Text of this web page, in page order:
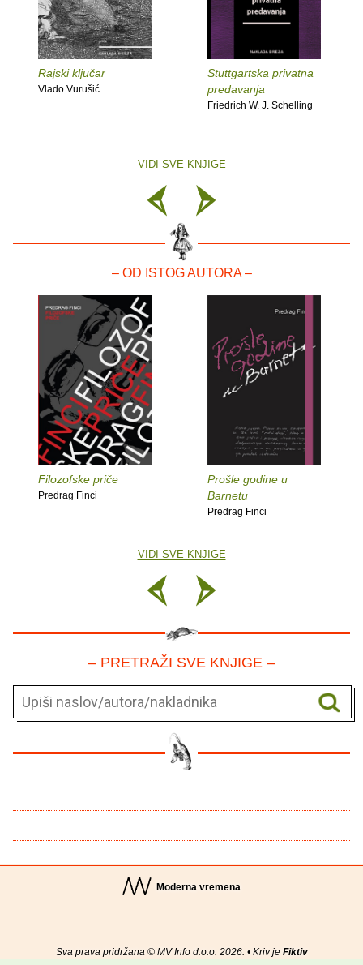
Rajski ključar
Vlado Vurušić
Stuttgartska privatna
predavanja
Friedrich W. J. Schelling
VIDI SVE KNJIGE
– OD ISTOG AUTORA –
Filozofske priče
Predrag Finci
Prošle godine u
Barnetu
Predrag Finci
VIDI SVE KNJIGE
– PRETRAŽI SVE KNJIGE –
Moderna vremena
Sva prava pridržana © MV Info d.o.o. 2026. • Kriv je Fiktiv